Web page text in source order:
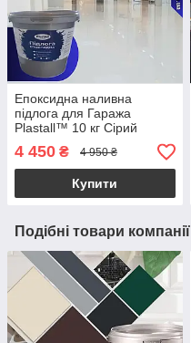
Епоксидна наливна
підлога для Гаража
Plastall™ 10 кг Сірий
4 450 ₴ 4 950 ₴
Купити
Подібні товари компанії